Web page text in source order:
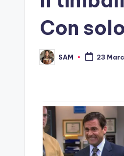
Con
Posted
by
SAM 23